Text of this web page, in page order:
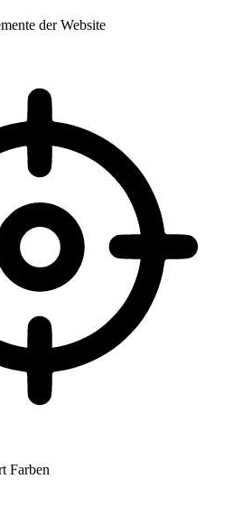
der Website
Farben